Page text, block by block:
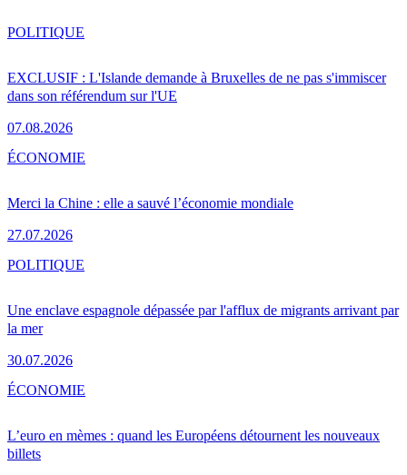
EXCLUSIF : L'Islande demande à Bruxelles de ne pas s'immiscer
dans son référendum sur l'UE
07.08.2026
POLITIQUE
Merci la Chine : elle a sauvé l’économie mondiale
27.07.2026
ÉCONOMIE
Une enclave espagnole dépassée par l'afflux de migrants arrivant par
la mer
30.07.2026
POLITIQUE
L’euro en mèmes : quand les Européens détournent les nouveaux
billets
ÉCONOMIE